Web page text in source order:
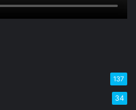
137
34